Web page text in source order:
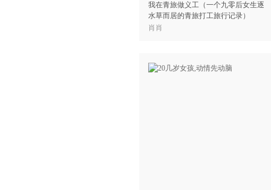
我在青旅做义工（一个九零后女生逐
水草而居的青旅打工旅行记录）
肖肖